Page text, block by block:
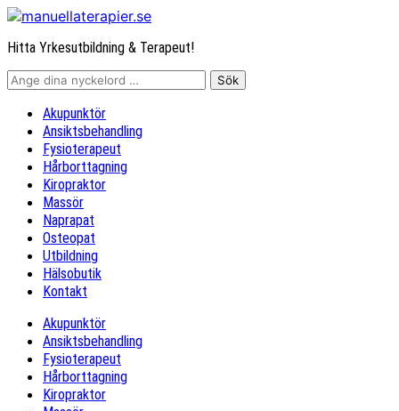
Hitta Yrkesutbildning & Terapeut!
Akupunktör
Ansiktsbehandling
Fysioterapeut
Hårborttagning
Kiropraktor
Massör
Naprapat
Osteopat
Utbildning
Hälsobutik
Kontakt
Akupunktör
Ansiktsbehandling
Fysioterapeut
Hårborttagning
Kiropraktor